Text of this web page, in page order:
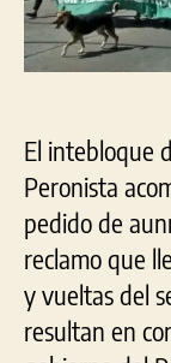
El intebloque
Peronista
pedido de
reclamo que
y vueltas del
resultan en